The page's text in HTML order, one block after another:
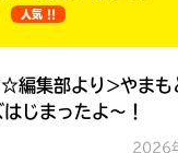
人気 !!
編集部より>やまも
じまったよ～！
2026